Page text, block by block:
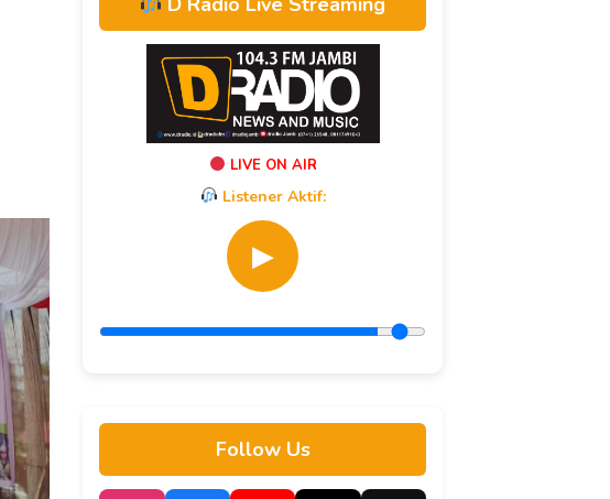
LIVE ON AIR
Listener Aktif:
▶
Follow Us